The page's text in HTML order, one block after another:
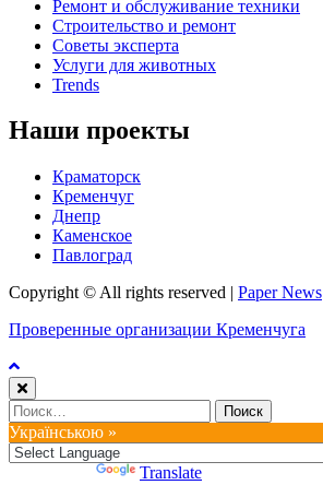
Ремонт и обслуживание техники
Строительство и ремонт
Советы эксперта
Услуги для животных
Trends
Наши проекты
Краматорск
Кременчуг
Днепр
Каменское
Павлоград
Copyright © All rights reserved | Paper News
Проверенные организации Кременчуга
Найти:
Українською »
Translate